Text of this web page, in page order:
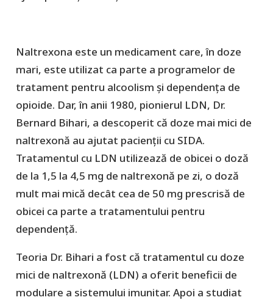
Naltrexona este un medicament care, în doze
mari, este utilizat ca parte a programelor de
tratament pentru alcoolism și dependența de
opioide. Dar, în anii 1980, pionierul LDN, Dr.
Bernard Bihari, a descoperit că doze mai mici de
naltrexonă au ajutat pacienții cu SIDA.
Tratamentul cu LDN utilizează de obicei o doză
de la 1,5 la 4,5 mg de naltrexonă pe zi, o doză
mult mai mică decât cea de 50 mg prescrisă de
obicei ca parte a tratamentului pentru
dependență.
Teoria Dr. Bihari a fost că tratamentul cu doze
mici de naltrexonă (LDN) a oferit beneficii de
modulare a sistemului imunitar. Apoi a studiat